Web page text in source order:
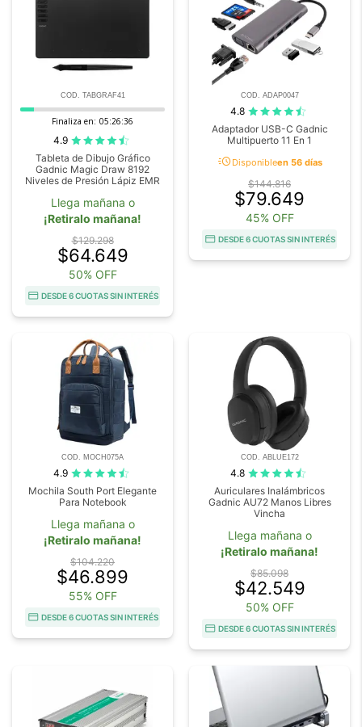
COD. TABGRAF41
Finaliza en: 05:26:35
4.9
Tableta de Dibujo Gráfico
Gadnic Magic Draw 8192
Niveles de Presión Lápiz EMR
Llega mañana o
¡Retiralo mañana!
$129.298
$64.649
50% OFF
DESDE 6 CUOTAS SIN INTERÉS
COD. ADAP0047
4.8
Adaptador USB-C Gadnic
Multipuerto 11 En 1
acuteDisponibleen 56 días
$144.816
$79.649
45% OFF
DESDE 6 CUOTAS SIN INTERÉS
COD. MOCH075A
4.9
Mochila South Port Elegante
Para Notebook
Llega mañana o
¡Retiralo mañana!
$104.220
$46.899
55% OFF
DESDE 6 CUOTAS SIN INTERÉS
COD. ABLUE172
4.8
Auriculares Inalámbricos
Gadnic AU72 Manos Libres
Vincha
Llega mañana o
¡Retiralo mañana!
$85.098
$42.549
50% OFF
DESDE 6 CUOTAS SIN INTERÉS